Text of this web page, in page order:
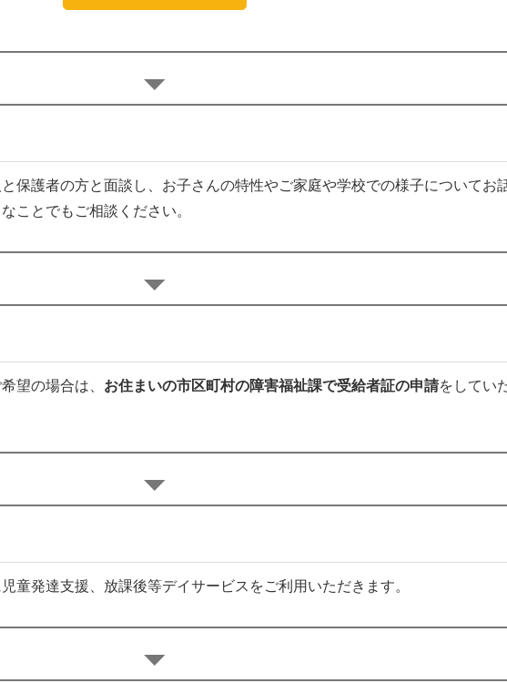
保護者の方と面談し、お子さんの特性やご家庭や学校での様子についてお
ことでもご相談ください。
望の場合は、 お住まいの市区町村の障害福祉課で受給者証の申請をしてい
童発達支援、放課後等デイサービスをご利用いただきます。